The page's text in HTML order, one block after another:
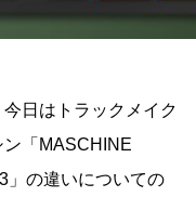
日はトラックメイク
「MASCHINE
」の違いについての